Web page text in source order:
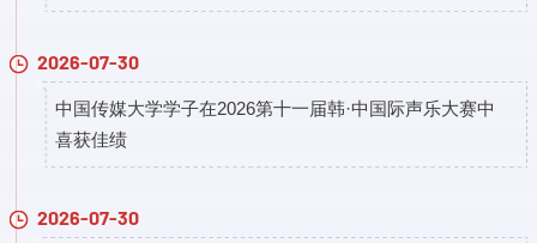
2026-07-30
中国传媒大学学子在2026第十一届韩·中国际声乐大赛中
喜获佳绩
2026-07-30